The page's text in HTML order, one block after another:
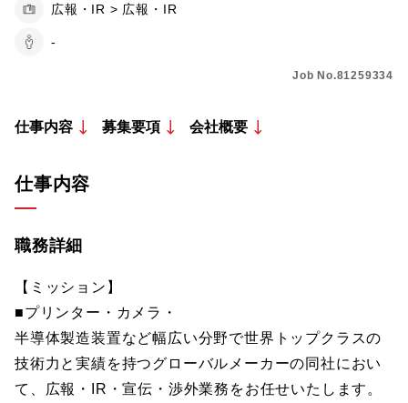
広報・IR > 広報・IR
-
Job No.81259334
仕事内容 募集要項 会社概要
仕事内容
職務詳細
【ミッション】
■プリンター・カメラ・
半導体製造装置など幅広い分野で世界トップクラスの
技術力と実績を持つグローバルメーカーの同社におい
て、広報・IR・宣伝・渉外業務をお任せいたします。